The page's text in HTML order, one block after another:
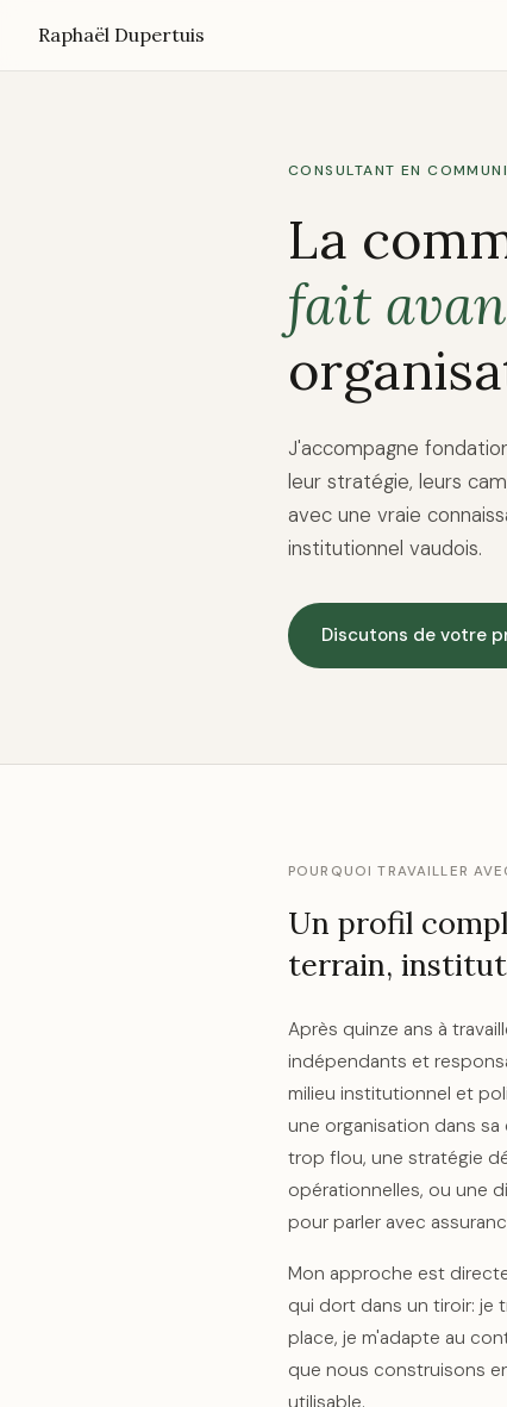
Raphaël Dupertuis
CONSULTANT EN
La
fait
J'accompagne
leur stratégie, leurs
avec une vraie
institutionnel vaudois.
Discutons de votre
POURQUOI TRAVAILLER
Un profil
terrain,
Après quinze ans à
indépendants et
milieu institutionnel et
une organisation dans
trop flou, une stratégie
opérationnelles, ou une
pour parler avec
Mon approche est
qui dort dans un tiroir: je
place, je m'adapte au
que nous construisons
utilisable.